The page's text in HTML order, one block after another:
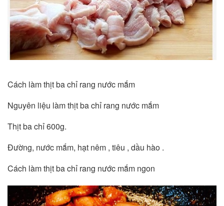
Cách làm thịt ba chỉ rang nước mắm
Nguyên liệu làm thịt ba chỉ rang nước mắm
Thịt ba chỉ 600g.
Đường, nước mắm, hạt nêm , tiêu , dầu hào .
Cách làm thịt ba chỉ rang nước mắm ngon